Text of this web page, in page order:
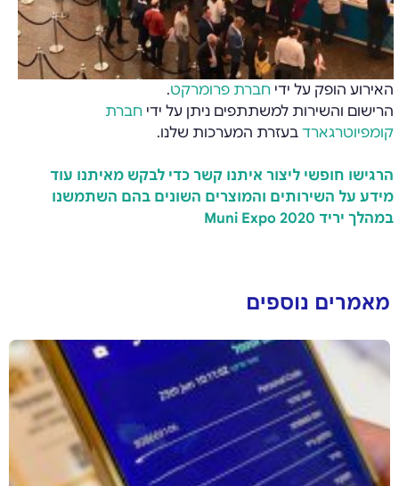
האירוע הופק על ידי חברת פרומרקט.
הרישום והשירות למשתתפים ניתן על ידי חברת
קומפיוטרגארד בעזרת המערכות שלנו.
הרגישו חופשי ליצור איתנו קשר כדי לבקש מאיתנו עוד
מידע על השירותים והמוצרים השונים בהם השתמשנו
במהלך יריד Muni Expo 2020
מאמרים נוספים